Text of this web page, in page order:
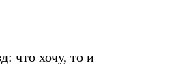
что хочу, то и